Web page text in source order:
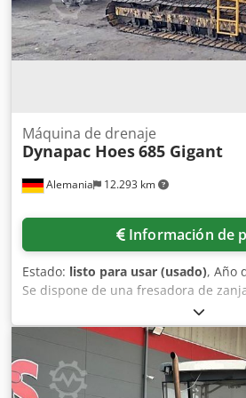
Alemania 12.293 km
Máquina de drenaje
Dynapac Hoes685 Gigant
Información de
Estado: listo para usar (usado), Año
Se dispone de una fresadora de
instalación de tuberías de drenaje y
zanjas para el drenaje del suelo.
potencia: 157 kW, par motor (1500
capacidad del depósito de
del depósito de aceite: 125 l,